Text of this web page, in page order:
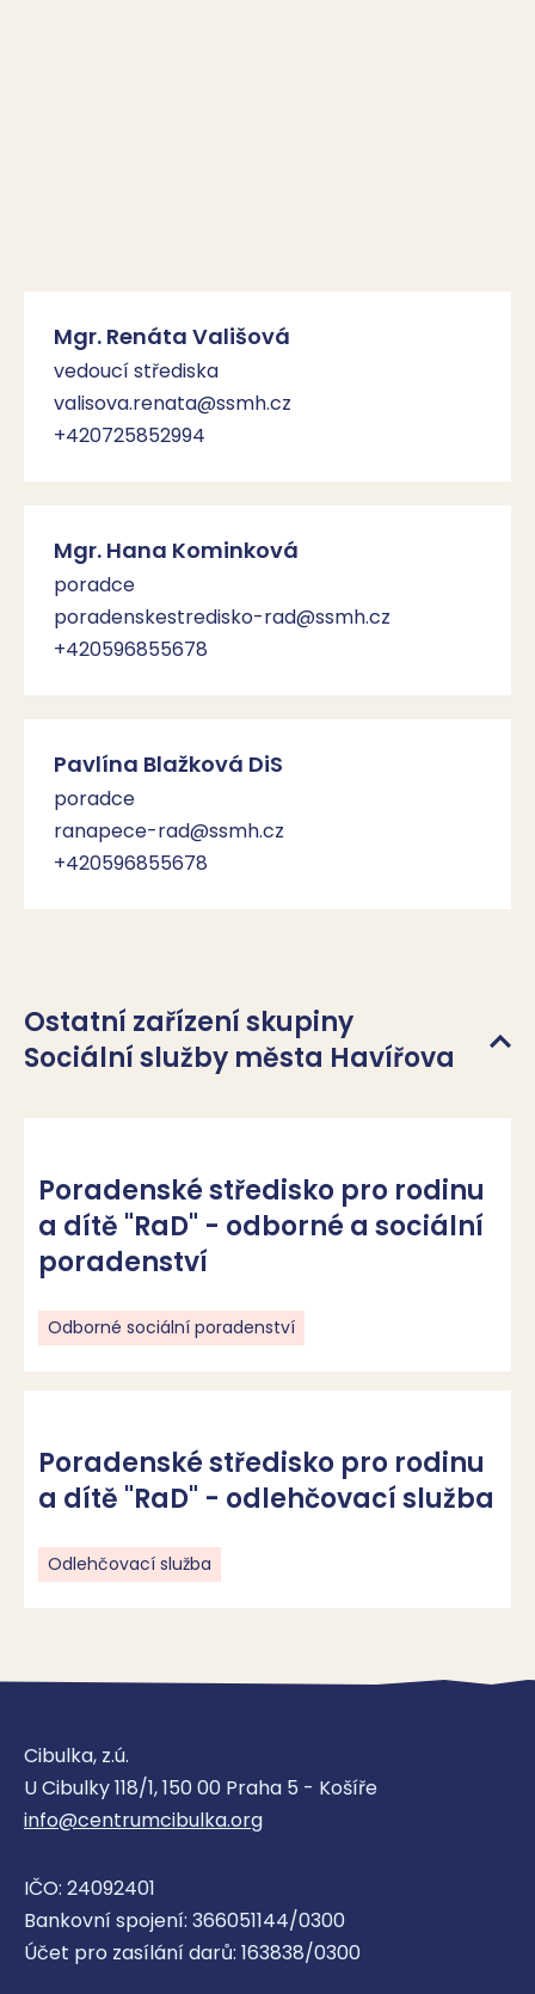
Mgr. Renáta Vališová
vedoucí střediska
valisova.renata@ssmh.cz
+420725852994
Mgr. Hana Kominková
poradce
poradenskestredisko-rad@ssmh.cz
+420596855678
Pavlína Blažková DiS
poradce
ranapece-rad@ssmh.cz
+420596855678
Ostatní zařízení skupiny
Sociální služby města Havířova
Poradenské středisko pro rodinu
a dítě "RaD" - odborné a sociální
poradenství
Odborné sociální poradenství
Poradenské středisko pro rodinu
a dítě "RaD" - odlehčovací služba
Odlehčovací služba
Cibulka, z.ú.
U Cibulky 118/1, 150 00 Praha 5 - Košíře
info@centrumcibulka.org
IČO: 24092401
Bankovní spojení: 366051144/0300
Účet pro zasílání darů: 163838/0300